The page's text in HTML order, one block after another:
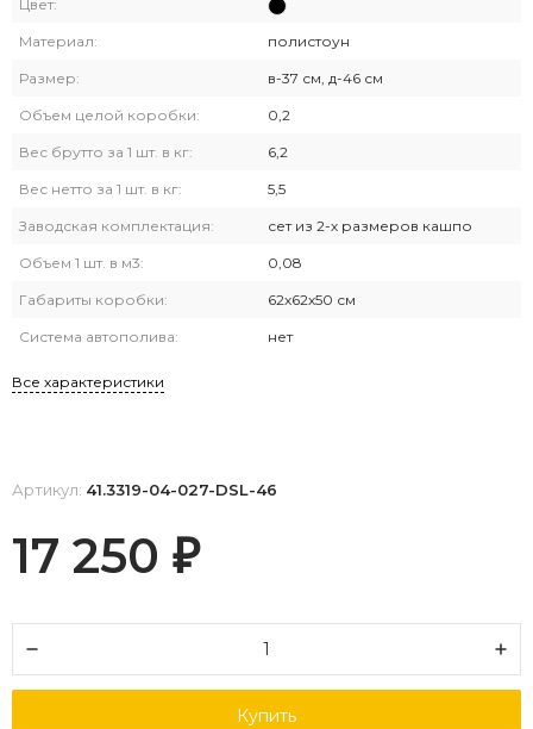
Цвет:
Материал: полистоун
Размер: в-37 см, д-46 см
Объем целой коробки: 0,2
Вес брутто за 1 шт. в кг: 6,2
Вес нетто за 1 шт. в кг: 5,5
Заводская комплектация: сет из 2-х размеров кашпо
Объем 1 шт. в м3: 0,08
Габариты коробки: 62х62х50 см
Система автополива: нет
Все характеристики
Артикул: 41.3319-04-027-DSL-46
17 250 ₽
Купить